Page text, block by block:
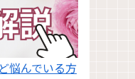
悩んでいる方